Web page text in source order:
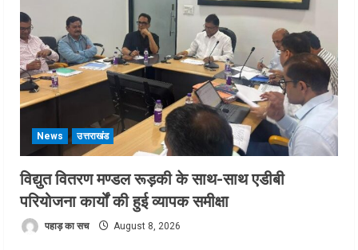
News उत्तराखंड
विद्युत वितरण मण्डल रूड़की के साथ-साथ एडीबी
परियोजना कार्यों की हुई व्यापक समीक्षा
पहाड़ का सच August 8, 2026